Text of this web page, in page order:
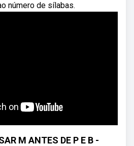
número de sílabas.
M ANTES DE P E B -